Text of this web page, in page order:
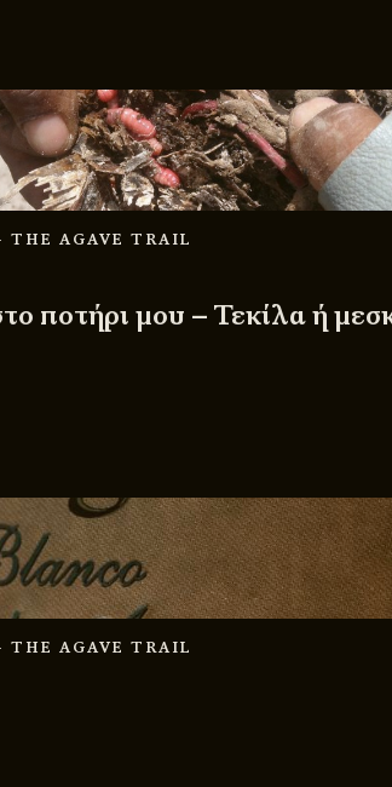
THE AGAVE TRAIL
ποτήρι μου – Τεκίλα ή
THE AGAVE TRAIL